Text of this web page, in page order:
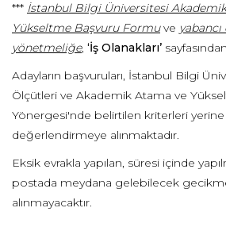
*** İstanbul Bilgi Üniversitesi
Yükseltme Başvuru Formuve
yönetmeliğe, ‘İş Olanakları’
Adayların başvuruları, İstanbul Bilgi
Ölçütleri ve Akademik Atama ve
Yönergesi'nde belirtilen kriterleri
değerlendirmeye alınmaktadır.
Eksik evrakla yapılan, süresi içinde
postada meydana gelebilecek
alınmayacaktır.